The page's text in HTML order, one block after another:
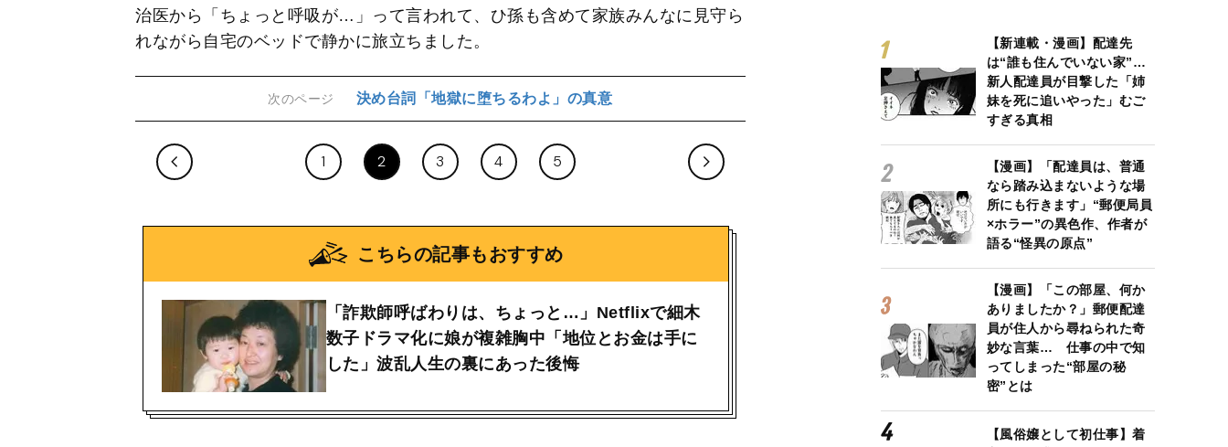
治医から「ちょっと呼吸が…」って言われて、ひ孫も含めて家族みんなに見守ら
れながら自宅のベッドで静かに旅立ちました。
次のページ 決め台詞「地獄に堕ちるわよ」の真意
1 2 3 4 5
こちらの記事もおすすめ
「詐欺師呼ばわりは、ちょっと…」Netflixで細木
数子ドラマ化に娘が複雑胸中「地位とお金は手に
した」波乱人生の裏にあった後悔
【新連載・漫画】配達先
は“誰も住んでいない家”…
新人配達員が目撃した「姉
妹を死に追いやった」むご
すぎる真相
【漫画】「配達員は、普通
なら踏み込まないような場
所にも行きます」“郵便局員
×ホラー”の異色作、作者が
語る“怪異の原点”
【漫画】「この部屋、何か
ありましたか？」郵便配達
員が住人から尋ねられた奇
妙な言葉… 仕事の中で知
ってしまった“部屋の秘
密”とは
【風俗嬢として初仕事】着